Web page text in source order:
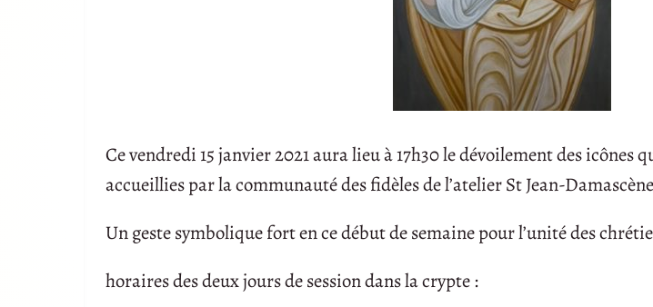
Ce vendredi 15 janvier 2021 aura lieu à 17h30 le dévoilement des icônes
accueillies par la communauté des fidèles de l’atelier St Jean-
Un geste symbolique fort en ce début de semaine pour l’unité des
horaires des deux jours de session dans la crypte :